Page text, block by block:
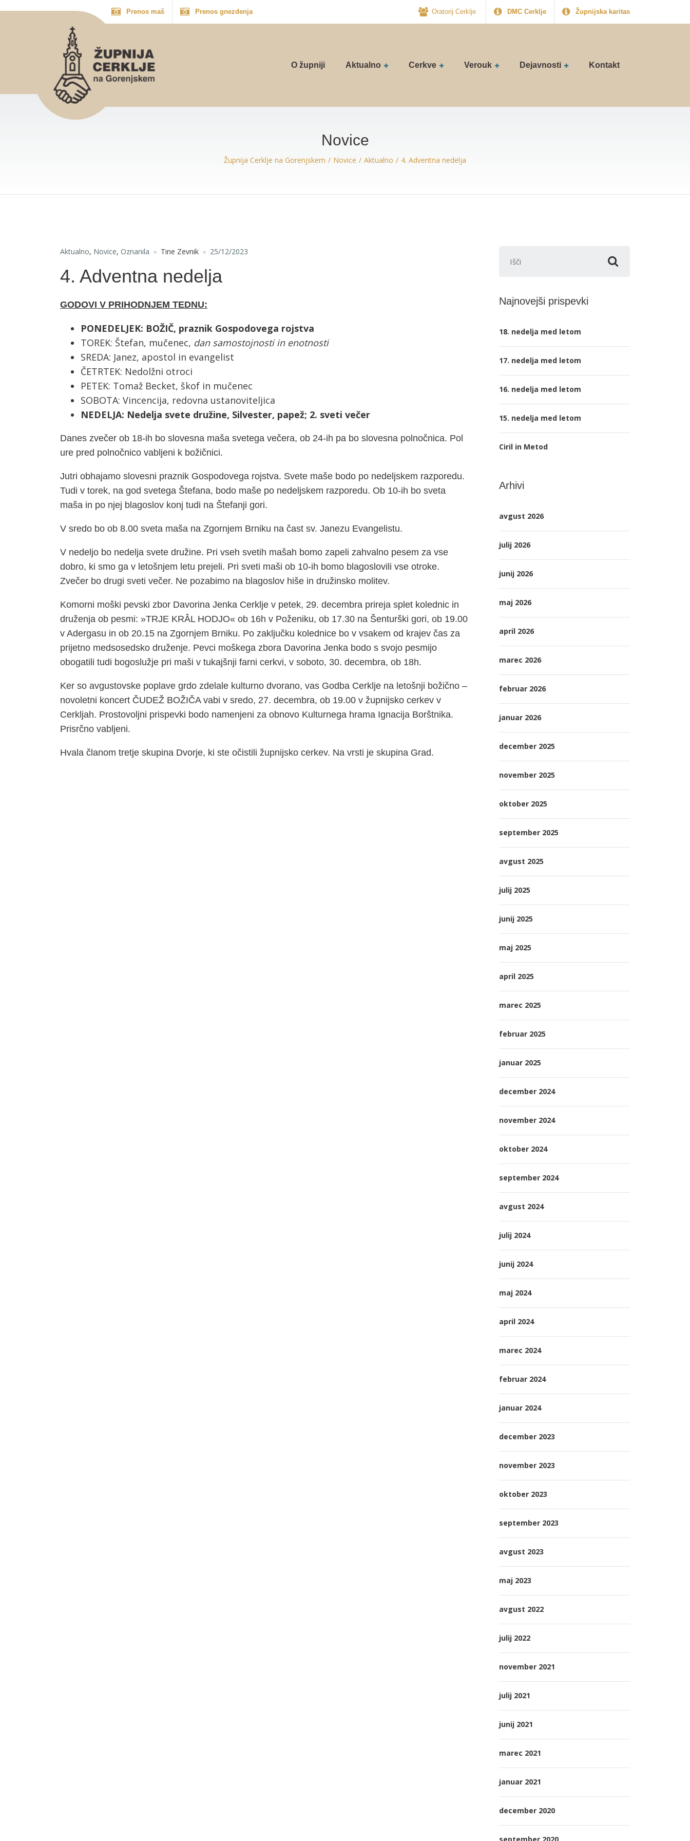
Prenos maš Prenos gnezdenja Oratorij Cerklje DMC Cerklje Župnijska karitas
O župniji Aktualno Cerkve Verouk Dejavnosti Kontakt
Novice
Župnija Cerklje na Gorenjskem Novice Aktualno 4. Adventna nedelja
Aktualno, Novice, Oznanila Tine Zevnik 25/12/2023
4. Adventna nedelja
GODOVI V PRIHODNJEM TEDNU:
PONEDELJEK: BOŽIČ, praznik Gospodovega rojstva
TOREK: Štefan, mučenec, dan samostojnosti in enotnosti
SREDA: Janez, apostol in evangelist
ČETRTEK: Nedolžni otroci
PETEK: Tomaž Becket, škof in mučenec
SOBOTA: Vincencija, redovna ustanoviteljica
NEDELJA: Nedelja svete družine, Silvester, papež; 2. sveti večer
Danes zvečer ob 18-ih bo slovesna maša svetega večera, ob 24-ih pa bo slovesna polnočnica. Pol
ure pred polnočnico vabljeni k božičnici.
Jutri obhajamo slovesni praznik Gospodovega rojstva. Svete maše bodo po nedeljskem razporedu.
Tudi v torek, na god svetega Štefana, bodo maše po nedeljskem razporedu. Ob 10-ih bo sveta
maša in po njej blagoslov konj tudi na Štefanji gori.
V sredo bo ob 8.00 sveta maša na Zgornjem Brniku na čast sv. Janezu Evangelistu.
V nedeljo bo nedelja svete družine. Pri vseh svetih mašah bomo zapeli zahvalno pesem za vse
dobro, ki smo ga v letošnjem letu prejeli. Pri sveti maši ob 10-ih bomo blagoslovili vse otroke.
Zvečer bo drugi sveti večer. Ne pozabimo na blagoslov hiše in družinsko molitev.
Komorni moški pevski zbor Davorina Jenka Cerklje v petek, 29. decembra prireja splet kolednic in
druženja ob pesmi: »TRJE KRÂL HODJO« ob 16h v Poženiku, ob 17.30 na Šenturški gori, ob 19.00
v Adergasu in ob 20.15 na Zgornjem Brniku. Po zaključku kolednice bo v vsakem od krajev čas za
prijetno medsosedsko druženje. Pevci moškega zbora Davorina Jenka bodo s svojo pesmijo
obogatili tudi bogoslužje pri maši v tukajšnji farni cerkvi, v soboto, 30. decembra, ob 18h.
Ker so avgustovske poplave grdo zdelale kulturno dvorano, vas Godba Cerklje na letošnji božično –
novoletni koncert ČUDEŽ BOŽIČA vabi v sredo, 27. decembra, ob 19.00 v župnijsko cerkev v
Cerkljah. Prostovoljni prispevki bodo namenjeni za obnovo Kulturnega hrama Ignacija Borštnika.
Prisrčno vabljeni.
Hvala članom tretje skupina Dvorje, ki ste očistili župnijsko cerkev. Na vrsti je skupina Grad.
Najnovejši prispevki
18. nedelja med letom
17. nedelja med letom
16. nedelja med letom
15. nedelja med letom
Ciril in Metod
Arhivi
avgust 2026
julij 2026
junij 2026
maj 2026
april 2026
marec 2026
februar 2026
januar 2026
december 2025
november 2025
oktober 2025
september 2025
avgust 2025
julij 2025
junij 2025
maj 2025
april 2025
marec 2025
februar 2025
januar 2025
december 2024
november 2024
oktober 2024
september 2024
avgust 2024
julij 2024
junij 2024
maj 2024
april 2024
marec 2024
februar 2024
januar 2024
december 2023
november 2023
oktober 2023
september 2023
avgust 2023
maj 2023
avgust 2022
julij 2022
november 2021
julij 2021
junij 2021
marec 2021
januar 2021
december 2020
september 2020